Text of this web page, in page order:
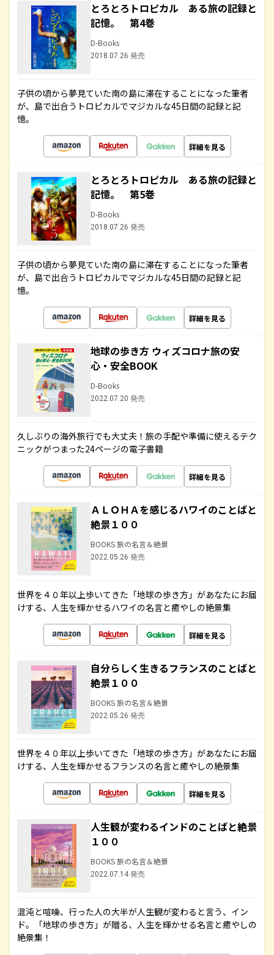
とろとろトロピカル ある旅の記録と
記憶。 第4巻
D-Books
2018.07.26 発売
子供の頃から夢見ていた南の島に滞在することになった筆者
が、島で出合うトロピカルでマジカルな45日間の記録と記
憶。
詳細を見る
とろとろトロピカル ある旅の記録と
記憶。 第5巻
D-Books
2018.07.26 発売
子供の頃から夢見ていた南の島に滞在することになった筆者
が、島で出合うトロピカルでマジカルな45日間の記録と記
憶。
詳細を見る
地球の歩き方 ウィズコロナ旅の安
心・安全BOOK
D-Books
2022.07.20 発売
久しぶりの海外旅行でも大丈夫！旅の手配や準備に使えるテク
ニックがつまった24ページの電子書籍
詳細を見る
ＡＬＯＨＡを感じるハワイのことばと
絶景１００
BOOKS 旅の名言＆絶景
2022.05.26 発売
世界を４０年以上歩いてきた「地球の歩き方」があなたにお届
けする、人生を輝かせるハワイの名言と癒やしの絶景集
詳細を見る
自分らしく生きるフランスのことばと
絶景１００
BOOKS 旅の名言＆絶景
2022.05.26 発売
世界を４０年以上歩いてきた「地球の歩き方」があなたにお届
けする、人生を輝かせるフランスの名言と癒やしの絶景集
詳細を見る
人生観が変わるインドのことばと絶景
１００
BOOKS 旅の名言＆絶景
2022.07.14 発売
混沌と喧噪、行った人の大半が人生観が変わると言う、イン
ド。「地球の歩き方」が贈る、人生を輝かせる名言と癒やしの
絶景集！